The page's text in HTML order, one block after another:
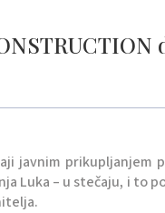
javnim prikupljanjem
Luka – u stečaju, i